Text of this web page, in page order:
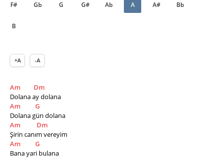
F# Gb G G# Ab A A# Bb
B
+A -A
Am
Dm
Dolana ay dolana
Am
G
Dolana gün dolana
Am
Dm
Şirin canım vereyim
Am
G
Bana yari bulana